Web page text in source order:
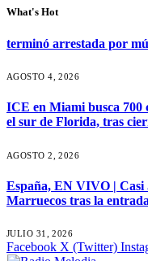
What's Hot
terminó arrestada por
AGOSTO 4, 2026
ICE en Miami busca 700
el sur de Florida, tras
AGOSTO 2, 2026
España, EN VIVO | Casi
Marruecos tras la
JULIO 31, 2026
Facebook X (Twitter)